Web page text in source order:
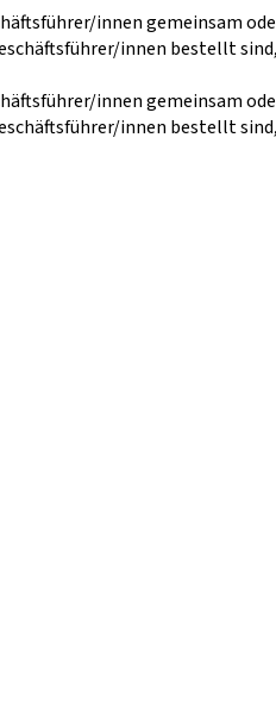
innen gemeinsam
innen bestellt
innen gemeinsam
innen bestellt